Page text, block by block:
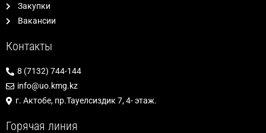
Закупки
Вакансии
Контакты
8 (7132) 744-144
info@uo.kmg.kz
г. Актобе, пр.Тауелсиздик 7, 4- этаж.
Горячая линия